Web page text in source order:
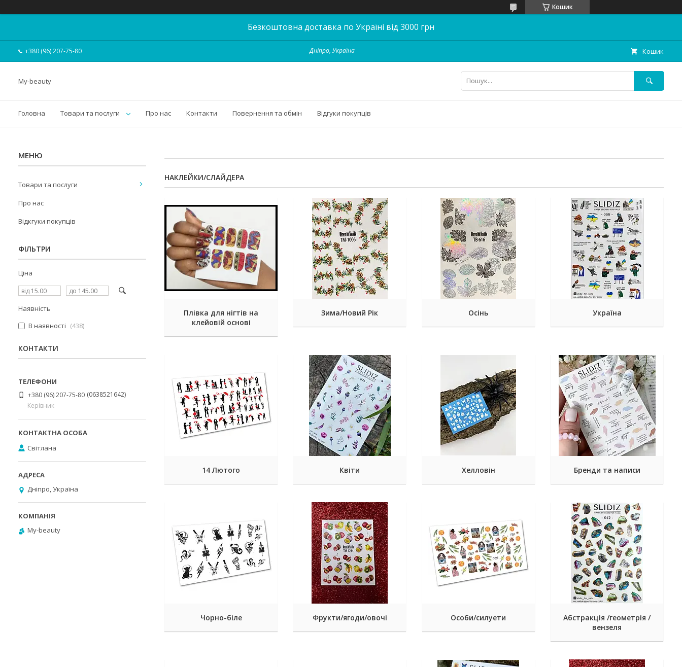
Кошик
Безкоштовна доставка по Україні від 3000 грн
+380 (96) 207-75-80 Дніпро, Україна Кошик
My-beauty
Головна Товари та послуги Про нас Контакти Повернення та обмін Відгуки покупців
НАКЛЕЙКИ/СЛАЙДЕРА
Плівка для нігтів на
клейовій основі
Зима/Новий Рік Осінь Україна
14 Лютого Квіти Хелловін Бренди та написи
Чорно-біле Фрукти/ягоди/овочі Особи/силуети
Абстракція /геометрія /
вензеля
Товари та послуги
Про нас
Відкгуки покупців
ФІЛЬТРИ
Ціна
Наявність
В наявності
438
КОНТАКТИ
+380 (96) 207-75-80 0638521642
Керівник
Світлана
Дніпро, Україна
My-beauty